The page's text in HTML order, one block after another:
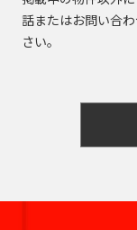
話またはお問い合
さい。